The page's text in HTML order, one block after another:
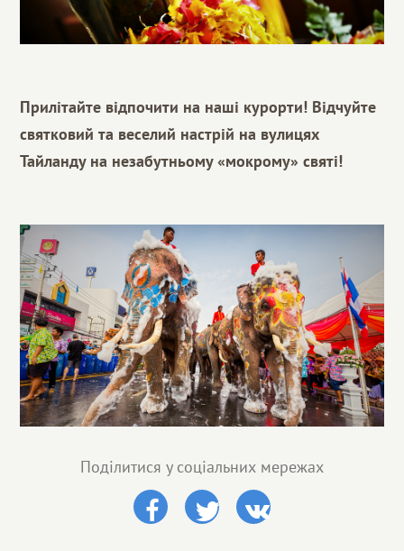
Прилітайте відпочити на наші курорти! Відчуйте
святковий та веселий настрій на вулицях
Тайланду на незабутньому «мокрому» святі!
Поділитися у соціальних мережах